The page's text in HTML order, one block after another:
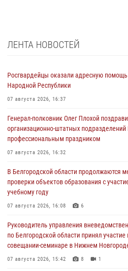
ЛЕНТА НОВОСТЕЙ
Росгвардейцы оказали адресную
Народной Республики
07 августа 2026, 16:37
Генерал-полковник Олег Плохой
организационно-штатных подразделений
профессиональным праздником
07 августа 2026, 16:32
В Белгородской области продолжаются
проверки объектов образования с
учебному году
07 августа 2026, 16:08 6
Руководитель управления
по Белгородской области принял
совещании-семинаре в Нижнем
07 августа 2026, 15:42 8 1